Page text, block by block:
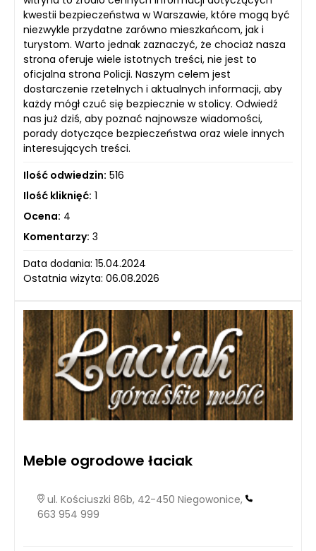
kwestii bezpieczeństwa w Warszawie, które mogą być
niezwykle przydatne zarówno mieszkańcom, jak i
turystom. Warto jednak zaznaczyć, że chociaż nasza
strona oferuje wiele istotnych treści, nie jest to
oficjalna strona Policji. Naszym celem jest
dostarczenie rzetelnych i aktualnych informacji, aby
każdy mógł czuć się bezpiecznie w stolicy. Odwiedź
nas już dziś, aby poznać najnowsze wiadomości,
porady dotyczące bezpieczeństwa oraz wiele innych
interesujących treści.
Ilość odwiedzin: 516
Ilość kliknięć: 1
Ocena: 4
Komentarzy: 3
Data dodania: 15.04.2024
Ostatnia wizyta: 06.08.2026
Meble ogrodowe łaciak
ul. Kościuszki 86b, 42-450 Niegowonice,
663 954 999